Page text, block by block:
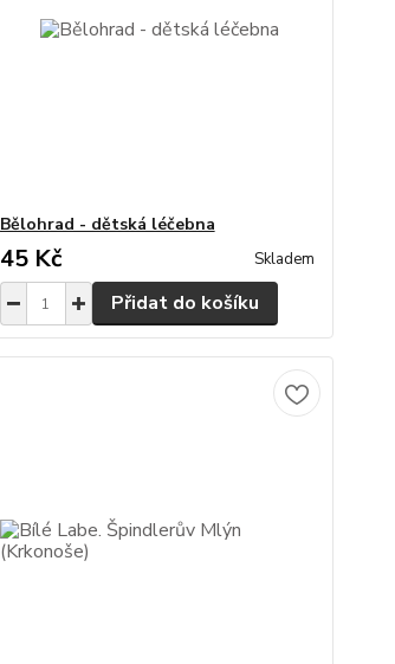
Bělohrad - dětská léčebna
45 Kč Skladem
Přidat do košíku